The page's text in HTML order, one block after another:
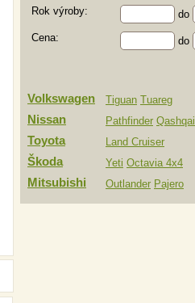
Rok výroby:
do
Cena:
do
Volkswagen Tiguan Tuareg
Nissan Pathfinder Qashqai
Toyota Land Cruiser
Škoda Yeti Octavia 4x4
Mitsubishi Outlander Pajero